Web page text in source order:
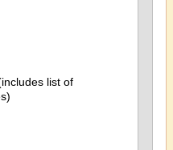
list of